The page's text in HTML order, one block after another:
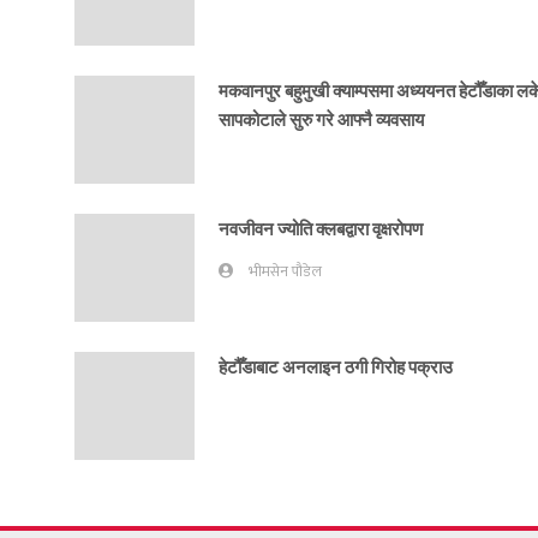
मकवानपुर बहुमुखी क्याम्पसमा अध्ययनत हेटौँडाका
सापकोटाले सुरु गरे आफ्नै व्यवसाय
नवजीवन ज्योति क्लबद्वारा वृक्षरोपण
भीमसेन पौडेल
हेटौँडाबाट अनलाइन ठगी गिरोह पक्राउ